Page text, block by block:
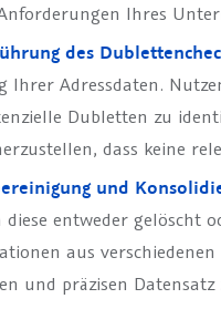
Ihres
des
Ihrer Adressdaten.
Dubletten zu
dass keine
und
entweder gelöscht
aus
und präzisen Datensatz